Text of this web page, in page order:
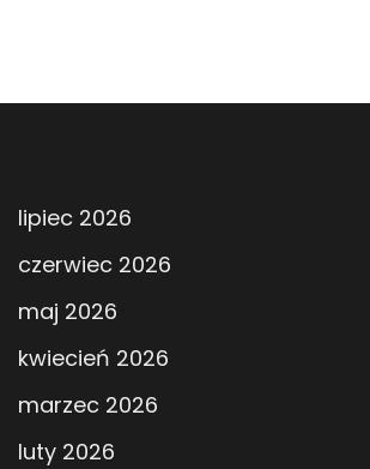
lipiec 2026
czerwiec 2026
maj 2026
kwiecień 2026
marzec 2026
luty 2026